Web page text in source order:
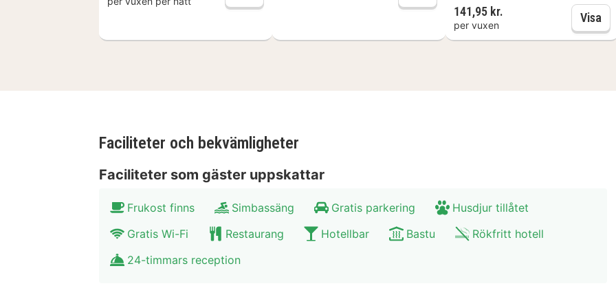
141,95 kr.
per vuxen
Visa
Faciliteter och bekvämligheter
Faciliteter som gäster uppskattar
Frukost finns Simbassäng Gratis parkering
Husdjur tillåtet
Gratis Wi-Fi
Restaurang Hotellbar Bastu
Rökfritt hotell
24-timmars reception